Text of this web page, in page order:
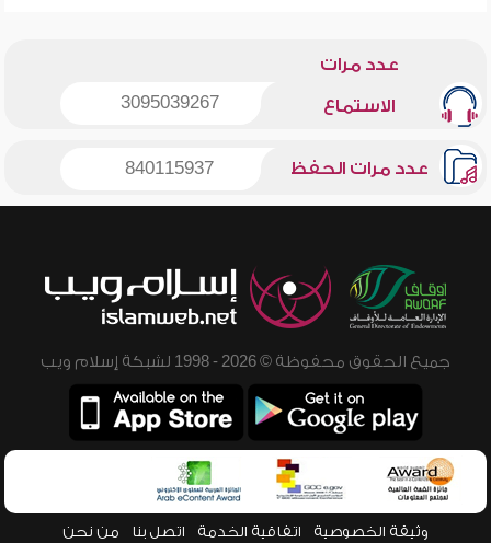
عدد مرات
الاستماع 3095039267
عدد مرات الحفظ 840115937
جميع الحقوق محفوظة © 2026 - 1998 لشبكة إسلام ويب
وثيقة الخصوصية اتفاقية الخدمة اتصل بنا من نحن